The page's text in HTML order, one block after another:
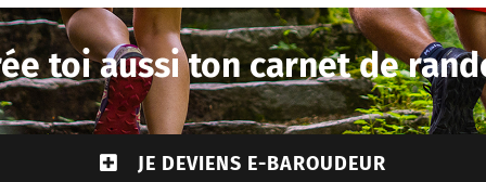
toi aussi ton carnet de
JE DEVIENS E-BAROUDEUR